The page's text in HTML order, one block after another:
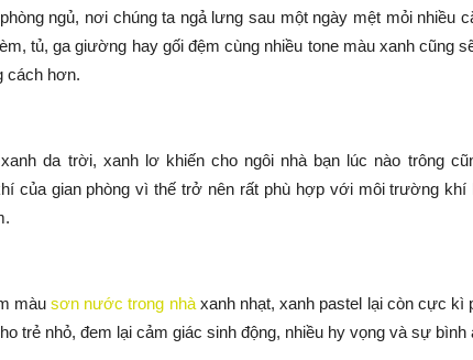
ngủ, nơi chúng ta ngả lưng sau một ngày mệt mỏi nhiều
tủ, ga giường hay gối đệm cùng nhiều tone màu xanh cũng
cách hơn.
da trời, xanh lơ khiến cho ngôi nhà bạn lúc nào trông
của gian phòng vì thế trở nên rất phù hợp với môi trường khí
màu sơn nước trong nhàxanh nhạt, xanh pastel lại còn cực kì
trẻ nhỏ, đem lại cảm giác sinh động, nhiều hy vọng và sự bình